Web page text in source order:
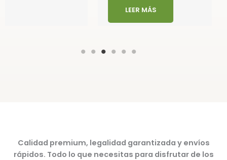
Calidad premium, legalidad garantizada y envíos
rápidos. Todo lo que necesitas para disfrutar de los